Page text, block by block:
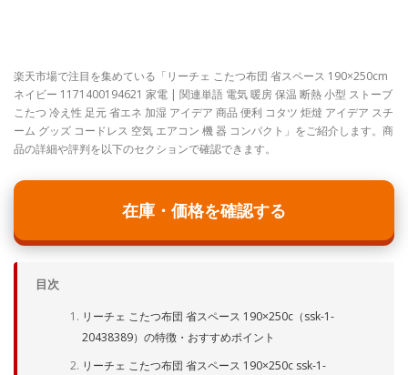
楽天市場で注目を集めている「リーチェ こたつ布団 省スペース 190×250cm
ネイビー 1171400194621 家電 | 関連単語 電気 暖房 保温 断熱 小型 ストーブ
こたつ 冷え性 足元 省エネ 加湿 アイデア 商品 便利 コタツ 炬燵 アイデア スチ
ーム グッズ コードレス 空気 エアコン 機 器 コンパクト」をご紹介します。商
品の詳細や評判を以下のセクションで確認できます。
在庫・価格を確認する
目次
リーチェ こたつ布団 省スペース 190×250c（ssk-1-
20438389）の特徴・おすすめポイント
リーチェ こたつ布団 省スペース 190×250c ssk-1-